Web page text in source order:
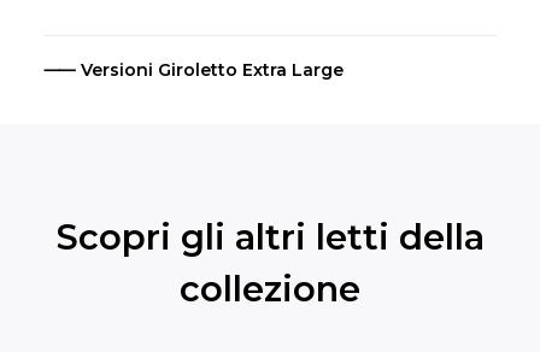
⸺ Versioni Giroletto Extra Large
Scopri gli altri letti della
collezione